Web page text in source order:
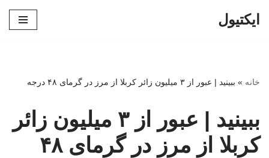
ایکتیول
خانه » ببینید | عبور از ۳ میلیون زائر کربلا از مرز در گرمای ۴۸ درجه
ببینید | عبور از ۳ میلیون زائر
کربلا از مرز در گرمای ۴۸